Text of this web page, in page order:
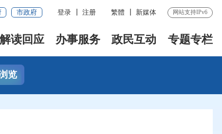
市政府 登录 注册 繁體 新媒体 网站支持IPv6
解读回应 办事服务 政民互动 专题专栏
览